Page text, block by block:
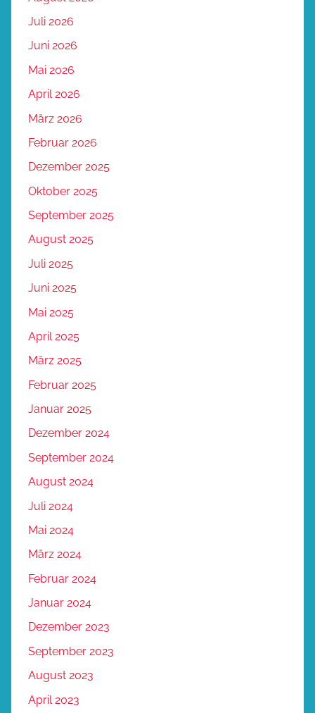
€2,00
Total:€37,00
Juli 2026
Juni 2026
Mai 2026
April 2026
März 2026
Februar 2026
Dezember 2025
Oktober 2025
September 2025
August 2025
Juli 2025
Juni 2025
Mai 2025
April 2025
März 2025
Februar 2025
Januar 2025
Dezember 2024
September 2024
August 2024
Juli 2024
Mai 2024
März 2024
Februar 2024
Januar 2024
Dezember 2023
September 2023
August 2023
April 2023